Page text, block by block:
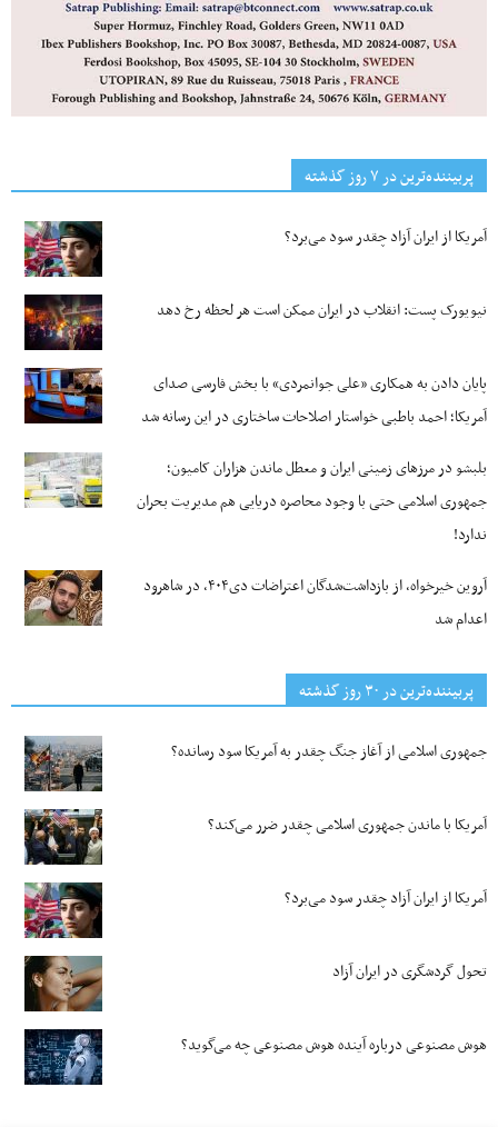
پربیننده‌ترین‌ در ۷ روز گذشته
آمریکا از ایران آزاد چقدر سود می‌برد؟
نیویورک پست: انقلاب در ایران ممکن است هر لحظه رخ دهد
پایان دادن به همکاری «علی جوانمردی» با بخش فارسی صدای
آمریکا؛ احمد باطبی خواستار اصلاحات ساختاری در این رسانه شد
بلبشو در مرزهای زمینی ایران و معطل ماندن هزاران کامیون؛
جمهوری اسلامی حتی با وجود محاصره دریایی هم مدیریت بحران
ندارد!
آروین خیرخواه، از بازداشت‌شدگان اعتراضات دی۴۰۴، در شاهرود
اعدام شد
پربیننده‌ترین‌ در ۳۰ روز گذشته
جمهوری اسلامی از آغاز جنگ چقدر به آمریکا سود رسانده؟
آمریکا با ماندن جمهوری اسلامی چقدر ضرر می‌کند؟
آمریکا از ایران آزاد چقدر سود می‌برد؟
تحول گردشگری در ایران آزاد
هوش مصنوعی درباره آینده هوش مصنوعی چه می‌گوید؟